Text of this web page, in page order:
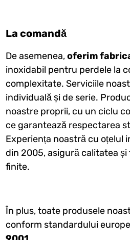
La comandă
De asemenea,oferim
inoxidabil pentru perdele la
complexitate. Serviciile
individuală și de serie.
noastre proprii, cu un ciclu
ce garantează respectarea
Experiența noastră cu oțelul
din 2005, asigură calitatea
finite.
În plus, toate produsele
conform standardului